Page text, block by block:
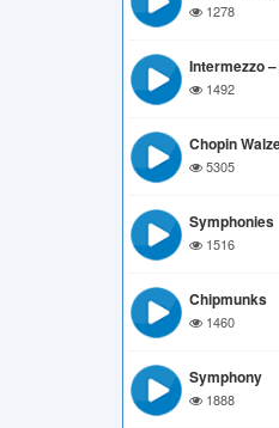
1278
Intermezzo
1492
Chopin
5305
Symphonies
1516
Chipmunks
1460
Symphony
1888